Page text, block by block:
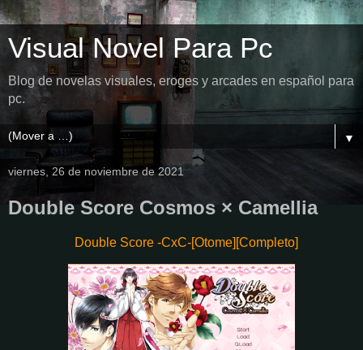
Visual Novel Para Pc
Blog de novelas visuales, eroges y arcades en español para
pc.
▼
viernes, 26 de noviembre de 2021
Double Score Cosmos × Camellia
Double Score -CxC-[Otome][Completo]